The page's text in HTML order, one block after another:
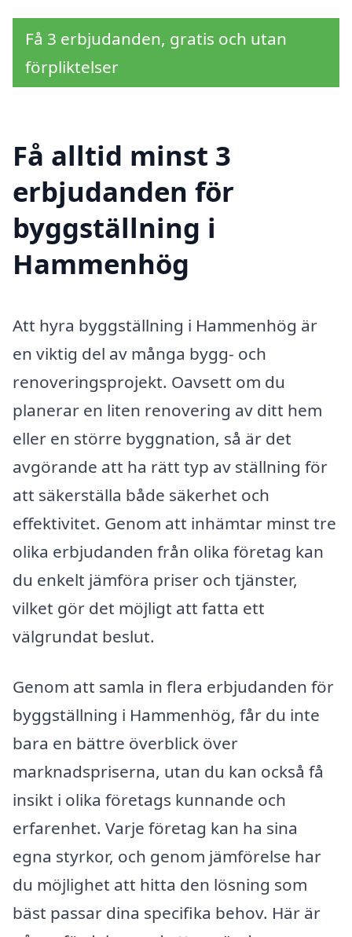
Få 3 erbjudanden, gratis och utan
förpliktelser
Få alltid minst 3
erbjudanden för
byggställning i
Hammenhög
Att hyra byggställning i Hammenhög är
en viktig del av många bygg- och
renoveringsprojekt. Oavsett om du
planerar en liten renovering av ditt hem
eller en större byggnation, så är det
avgörande att ha rätt typ av ställning för
att säkerställa både säkerhet och
effektivitet. Genom att inhämtar minst tre
olika erbjudanden från olika företag kan
du enkelt jämföra priser och tjänster,
vilket gör det möjligt att fatta ett
välgrundat beslut.
Genom att samla in flera erbjudanden för
byggställning i Hammenhög, får du inte
bara en bättre överblick över
marknadspriserna, utan du kan också få
insikt i olika företags kunnande och
erfarenhet. Varje företag kan ha sina
egna styrkor, och genom jämförelse har
du möjlighet att hitta den lösning som
bäst passar dina specifika behov. Här är